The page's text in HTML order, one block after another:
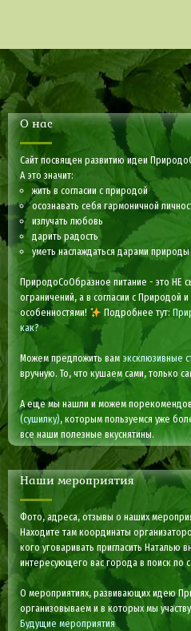
О нас
Сайт посвящен развитию идеи
А это значит:
жить в согласии с природой
осознавать себя гармоничной
излучать любовь
дарить радость
уметь наслаждаться дарами природы
ПриродоСоОбразное питание - это НЕ
ограничений, а в согласии с
особенностями!
Подробнее тут:
как?
Можем предложить вам эксклюзивные
вручную. То, что кушаем сами, только
А еще мы нашли и можем
(сушилку), которым пользуемся уже
все наши полезные вкуснятины.
Наши мероприятия
Фото, адреса, отзывы о наших
Находите там координаты
кого уговаривать пригласить Наталью
интересующего вас города в поиск по
О мероприятиях, развивающих идею
организовываем и в которых мы
Будущие мероприятия